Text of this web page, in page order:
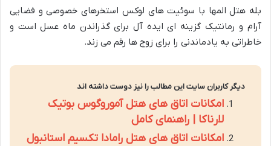
بله هتل المها با سوئیت های لوکس استخرهای خصوصی و فضایی
آرام و رمانتیک گزینه ای ایده آل برای گذراندن ماه عسل است و
خاطراتی به یادماندنی را برای زوج ها رقم می زند.
دیگر کاربران سایت این مطالب را نیز دوست داشته اند
امکانات اتاق های هتل آموروگوس بوتیک
لارناکا | راهنمای کامل
امکانات اتاق های هتل رامادا تکسیم استانبول